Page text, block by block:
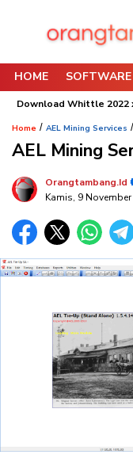
HOME SOFTWARE
Whittle 2022 x64
Home / AEL Mining Services /
AEL Mining
Orangtambang.id
Kamis, 9